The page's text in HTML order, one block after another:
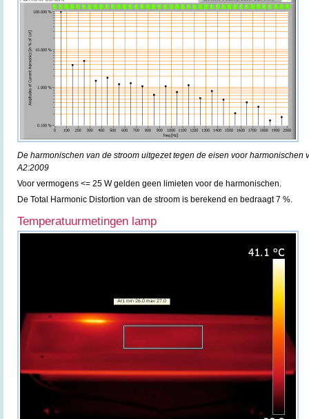
De harmonischen van de stroom uitgezet tegen de eisen voor harmonischen
A2:2009
Voor vermogens <= 25 W gelden geen limieten voor de harmonischen.
De Total Harmonic Distortion van de stroom is berekend en bedraagt 7 %.
Temperatuurmetingen lamp